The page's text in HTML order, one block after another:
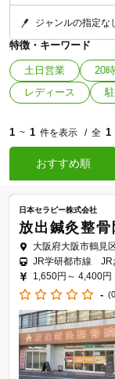
ジャンルの指定な
特徴・キーワード
土日営業 20
レディース
1 ~ 1 件を表示 全 1
おすすめ順
日本セラピー株式会社
放出鍼灸整骨
大阪府大阪市鶴見
JR学研都市線 JR
1,650円～ 4,400円
-
「健康